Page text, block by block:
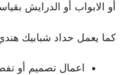
أو الابواب أو الدرايش
كما يعمل حداد شبابيك
اعمال تصميم أو